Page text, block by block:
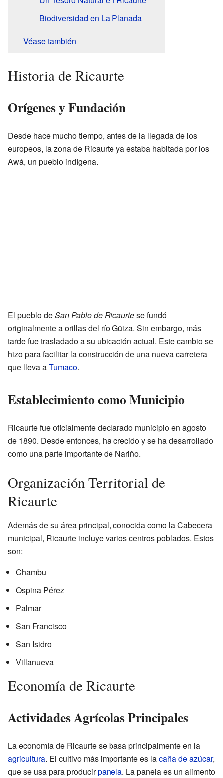
Biodiversidad en La Planada
Véase también
Historia de Ricaurte
Orígenes y Fundación
Desde hace mucho tiempo, antes de la llegada de los
europeos, la zona de Ricaurte ya estaba habitada por los
Awá, un pueblo indígena.
El pueblo deSan Pablo de Ricaurtese fundó
originalmente a orillas del río Güiza. Sin embargo, más
tarde fue trasladado a su ubicación actual. Este cambio se
hizo para facilitar la construcción de una nueva carretera
que lleva aTumaco.
Establecimiento como Municipio
Ricaurte fue oficialmente declarado municipio en agosto
de 1890. Desde entonces, ha crecido y se ha desarrollado
como una parte importante de Nariño.
Organización Territorial de
Ricaurte
Además de su área principal, conocida como la Cabecera
municipal, Ricaurte incluye varios centros poblados. Estos
son:
Chambu
Ospina Pérez
Palmar
San Francisco
San Isidro
Villanueva
Economía de Ricaurte
Actividades Agrícolas Principales
La economía de Ricaurte se basa principalmente en la
agricultura. El cultivo más importante es lacaña de azúcar,
que se usa para producirpanela. La panela es un alimento